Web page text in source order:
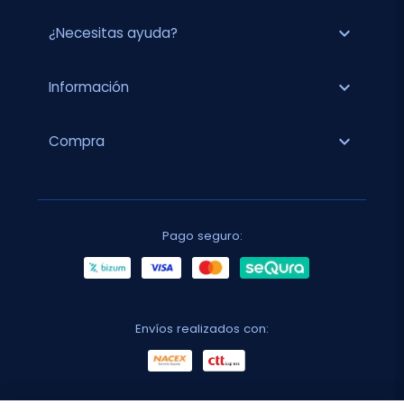
¿Necesitas ayuda? expand_more
Información expand_more
Compra expand_more
Pago seguro:
Envíos realizados con: